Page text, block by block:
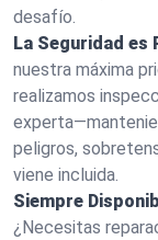
desafío.
La Seguridad es
nuestra máxima
realizamos
peligros,
viene incluida.
Siempre
¿Necesitas